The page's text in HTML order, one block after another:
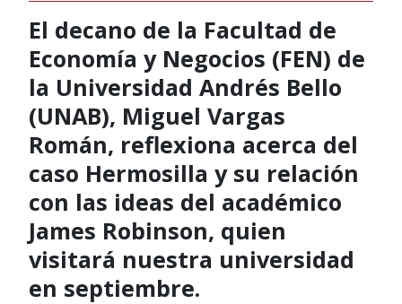
El decano de la Facultad de
Economía y Negocios (FEN) de
la Universidad Andrés Bello
(UNAB), Miguel Vargas
Román, reflexiona acerca del
caso Hermosilla y su relación
con las ideas del académico
James Robinson, quien
visitará nuestra universidad
en septiembre.